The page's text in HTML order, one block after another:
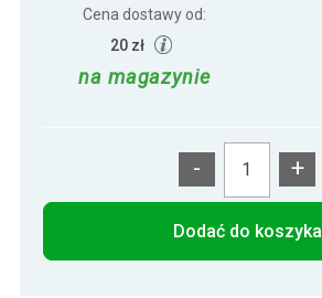
Cena dostawy od:
20 zł
na magazynie
- +
Dodać do koszyka